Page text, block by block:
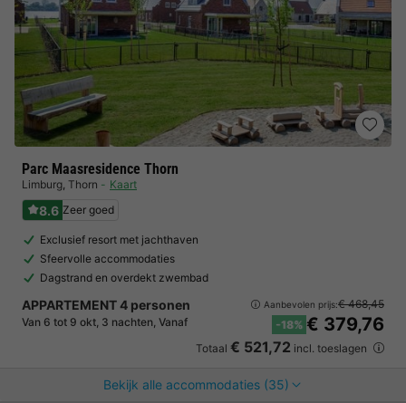
Parc Maasresidence Thorn
Limburg, Thorn Kaart
8.6 Zeer goed
Exclusief resort met jachthaven
Sfeervolle accommodaties
Dagstrand en overdekt zwembad
APPARTEMENT 4 personen
Van 6 tot 9 okt, 3 nachten, Vanaf
Aanbevolen prijs:€ 468,45
-18% € 379,76
Totaal € 521,72 incl. toeslagen
Bekijk alle accommodaties (35)